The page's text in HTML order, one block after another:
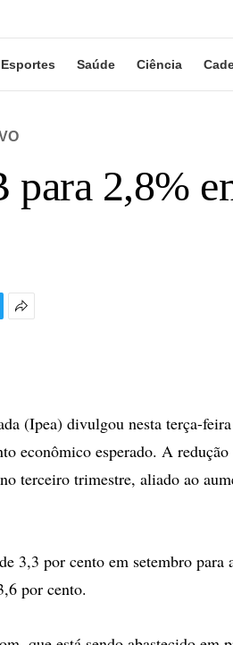
Esportes Saúde Ciência
para 2,8%
(Ipea) divulgou nesta terça-
econômico esperado. A redução
terceiro trimestre, aliado ao
3,3 por cento em setembro para
por cento.